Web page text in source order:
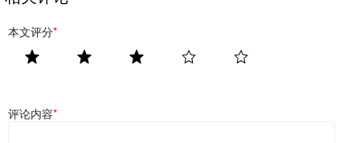
本文评分*
评论内容*